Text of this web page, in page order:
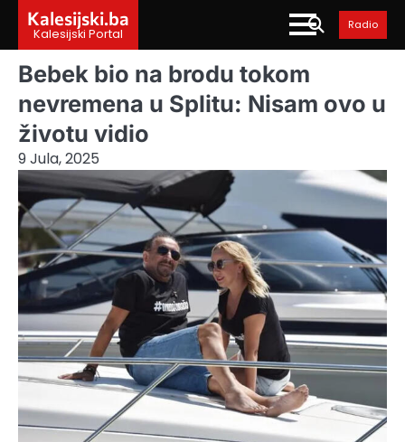
content
Kalesijski.ba
Kalesijski Portal
Radio
Bebek bio na brodu tokom
nevremena u Splitu: Nisam ovo u
životu vidio
9 Jula, 2025